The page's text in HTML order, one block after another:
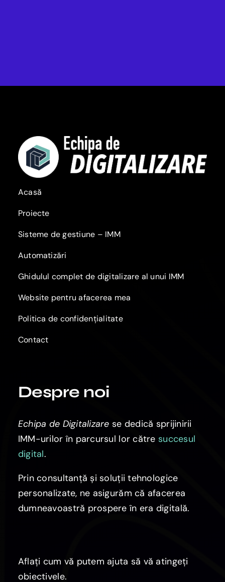
Acasă
Proiecte
Sisteme de gestiune – IMM
Automatizări
Ghidulul complet de digitalizare al unui IMM
Website pentru afacerea mea
Politica de confidențialitate
Contact
Despre noi
Echipa de Digitalizare se dedică sprijinirii
IMM-urilor în parcursul lor către succesul
digital.
Prin consultanță și soluții tehnologice
personalizate, ne asigurăm că afacerea
dumneavoastră prospere în era digitală.
Aflați cum vă putem ajuta să vă atingeți
obiectivele.